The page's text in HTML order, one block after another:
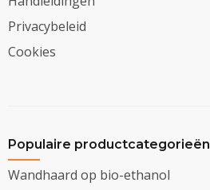
Privacybeleid
Cookies
Populaire productcategorieën
Wandhaard op bio-ethanol